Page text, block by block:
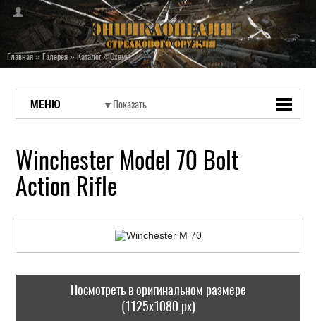
Главная»Галерея»Каталог»Схемы
МЕНЮ
Winchester Model 70 Bolt
Action Rifle
Посмотреть в оригинальном размере
(1125x1080 px)